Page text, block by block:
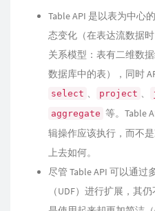
Table API 是以表为中心
态变化（在表达流数据时
关系模型：表有二维数
数据库中的表），同时
select 、 project 、
aggregate 等。Table
辑操作应该执行，而不
上去如何。
尽管 Table API 可以通
（UDF）进行扩展，其